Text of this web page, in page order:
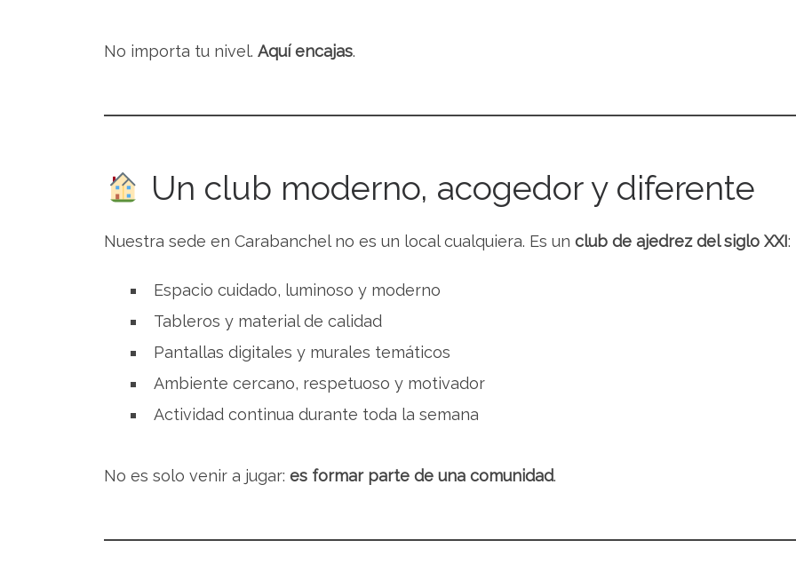
No importa tu nivel. Aquí encajas.
Un club moderno, acogedor y diferente
Nuestra sede en Carabanchel no es un local cualquiera. Es un club de ajedrez del siglo XXI:
Espacio cuidado, luminoso y moderno
Tableros y material de calidad
Pantallas digitales y murales temáticos
Ambiente cercano, respetuoso y motivador
Actividad continua durante toda la semana
No es solo venir a jugar: es formar parte de una comunidad.